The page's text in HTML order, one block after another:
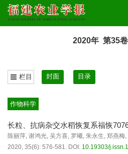
2020年 第35
栏目 封面 目录
作物科学
长粒、抗病杂交水稻恢复系福恢
陈丽萍, 谢鸿光, 吴方喜, 罗曦, 朱永生, 郑燕梅,
2020, 35(6): 576-581. DOI: 10.19303/